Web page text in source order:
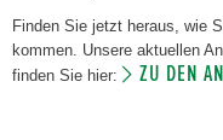
Finden Sie jetzt heraus, wie
kommen. Unsere aktuellen
finden Sie hier:
ZU DEN